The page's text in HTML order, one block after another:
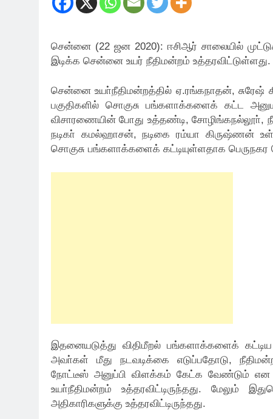
சென்னை (22 ஜன 2020): ஈசிஆர் சாலையில்
இடிக்க சென்னை உயர் நீதிமன்றம் உத்தரவிட்டுள்ளது.
சென்னை உயா்நீதிமன்றத்தில் ஏ.ரங்கநாதன், சுரேஷ்
பகுதிகளில் சொகுசு பங்களாக்களைக் கட்ட
விசாரணையின் போது உத்தண்டி, சோழிங்கநல்லூா்,
நடிகா் கமல்ஹாசன், நடிகை ரம்யா கிருஷ்ணன்
சொகுசு பங்களாக்களைக் கட்டியுள்ளதாக பெருநகர
இதனையடுத்து விதிமீறல் பங்களாக்களைக்
அவா்கள் மீது நடவடிக்கை எடுப்பதோடு,
நோட்டீஸ் அனுப்பி விளக்கம் கேட்க வேண்டும் என
உயா்நீதிமன்றம் உத்தரவிட்டிருந்தது. மேலும்
அதிகாரிகளுக்கு உத்தரவிட்டிருந்தது.